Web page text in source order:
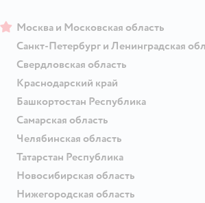
Москва и Московская область
Санкт-Петербург и Ленинградская
Свердловская область
Краснодарский край
Башкортостан Республика
Самарская область
Челябинская область
Татарстан Республика
Новосибирская область
Нижегородская область